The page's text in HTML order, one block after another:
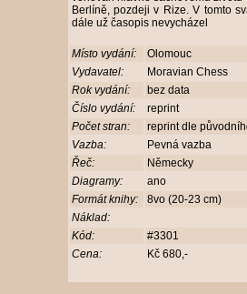
Berlíně, pozdeji v Rize. V tomto
dále už časopis nevycházel
Místo vydání:
Olomouc
Vydavatel:
Moravian Chess
Rok vydání:
bez data
Číslo vydání:
reprint
Počet stran:
reprint dle
Vazba:
Pevná vazba
Řeč:
Německy
Diagramy:
ano
Formát knihy:
8vo (20-23 cm)
Náklad:
Kód:
#3301
Cena:
Kč 680,-